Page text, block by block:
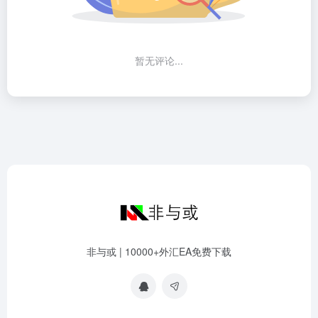
暂无评论...
非与或 | 10000+外汇EA免费下载